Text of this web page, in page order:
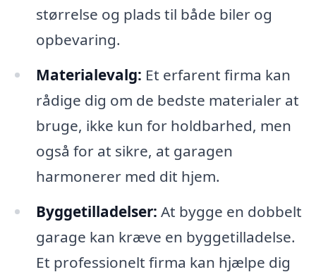
størrelse og plads til både biler og
opbevaring.
Materialevalg: Et erfarent firma kan
rådige dig om de bedste materialer at
bruge, ikke kun for holdbarhed, men
også for at sikre, at garagen
harmonerer med dit hjem.
Byggetilladelser: At bygge en dobbelt
garage kan kræve en byggetilladelse.
Et professionelt firma kan hjælpe dig